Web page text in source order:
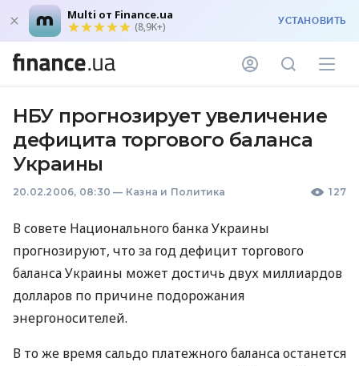
Multi от Finance.ua
(8,9K+) УСТАНОВИТЬ
НБУ прогнозирует увеличение
дефицита торгового баланса
Украины
20.02.2006, 08:30 — Казна и Политика 127
В совете Национального банка Украины
прогнозируют, что за год дефицит торгового
баланса Украины может достичь двух миллиардов
долларов по причине подорожания
энергоносителей.
В то же время сальдо платежного баланса останется